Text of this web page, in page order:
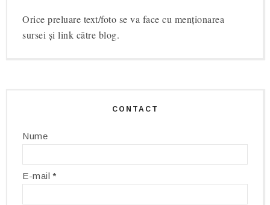
Orice preluare text/foto se va face cu menționarea
sursei și link către blog.
CONTACT
Nume
E-mail*